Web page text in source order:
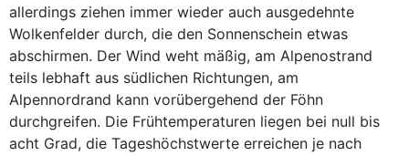
allerdings ziehen immer wieder auch ausgedehnte
Wolkenfelder durch, die den Sonnenschein etwas
abschirmen. Der Wind weht mäßig, am Alpenostrand
teils lebhaft aus südlichen Richtungen, am
Alpennordrand kann vorübergehend der Föhn
durchgreifen. Die Frühtemperaturen liegen bei null bis
acht Grad, die Tageshöchstwerte erreichen je nach